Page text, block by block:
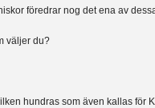
föredrar nog det ena av
väljer du?
hundras som även kallas för